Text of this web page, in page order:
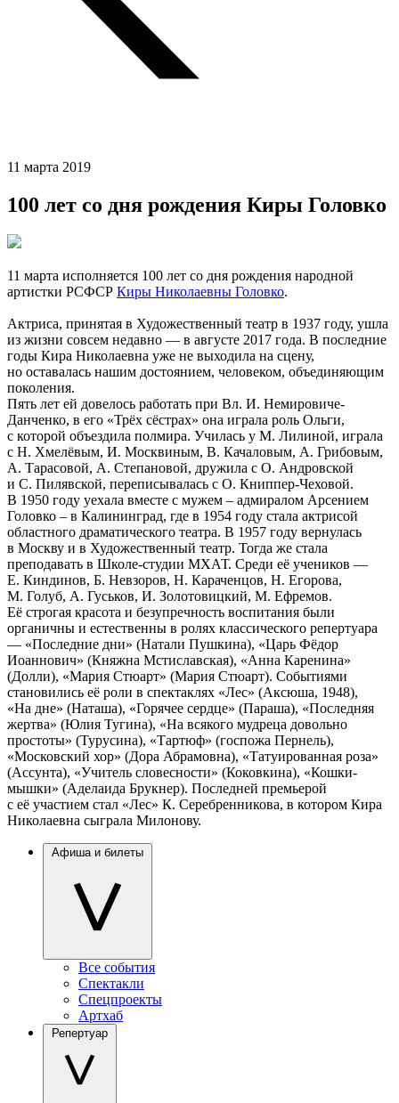
11 марта 2019
100 лет со дня рождения Киры Головко
11 марта исполняется 100 лет со дня рождения народной
артистки РСФСР Киры Николаевны Головко.
Актриса, принятая в Художественный театр в 1937 году, ушла
из жизни совсем недавно — в августе 2017 года. В последние
годы Кира Николаевна уже не выходила на сцену,
но оставалась нашим достоянием, человеком, объединяющим
поколения.
Пять лет ей довелось работать при Вл. И. Немировиче-
Данченко, в его «Трёх сёстрах» она играла роль Ольги,
с которой объездила полмира. Училась у М. Лилиной, играла
с Н. Хмелёвым, И. Москвиным, В. Качаловым, А. Грибовым,
А. Тарасовой, А. Степановой, дружила с О. Андровской
и С. Пилявской, переписывалась с О. Книппер-Чеховой.
В 1950 году уехала вместе с мужем – адмиралом Арсением
Головко – в Калининград, где в 1954 году стала актрисой
областного драматического театра. В 1957 году вернулась
в Москву и в Художественный театр. Тогда же стала
преподавать в Школе-студии МХАТ. Среди её учеников —
Е. Киндинов, Б. Невзоров, Н. Караченцов, Н. Егорова,
М. Голуб, А. Гуськов, И. Золотовицкий, М. Ефремов.
Её строгая красота и безупречность воспитания были
органичны и естественны в ролях классического репертуара
— «Последние дни» (Натали Пушкина), «Царь Фёдор
Иоаннович» (Княжна Мстиславская), «Анна Каренина»
(Долли), «Мария Стюарт» (Мария Стюарт). Событиями
становились её роли в спектаклях «Лес» (Аксюша, 1948),
«На дне» (Наташа), «Горячее сердце» (Параша), «Последняя
жертва» (Юлия Тугина), «На всякого мудреца довольно
простоты» (Турусина), «Тартюф» (госпожа Пернель),
«Московский хор» (Дора Абрамовна), «Татуированная роза»
(Ассунта), «Учитель словесности» (Коковкина), «Кошки-
мышки» (Аделаида Брукнер). Последней премьерой
с её участием стал «Лес» К. Серебренникова, в котором Кира
Николаевна сыграла Милонову.
Афиша и билеты
Все события
Спектакли
Спецпроекты
Артхаб
Репертуар